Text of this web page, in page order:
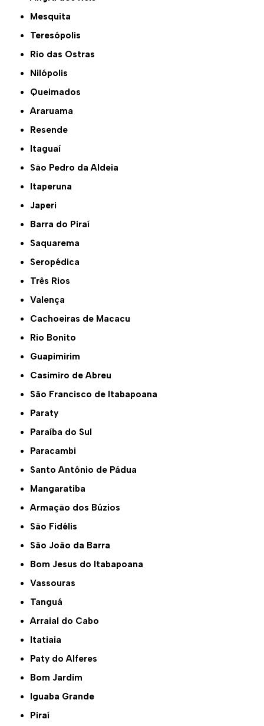
Mesquita
Teresópolis
Rio das Ostras
Nilópolis
Queimados
Araruama
Resende
Itaguaí
São Pedro da Aldeia
Itaperuna
Japeri
Barra do Piraí
Saquarema
Seropédica
Três Rios
Valença
Cachoeiras de Macacu
Rio Bonito
Guapimirim
Casimiro de Abreu
São Francisco de Itabapoana
Paraty
Paraíba do Sul
Paracambi
Santo Antônio de Pádua
Mangaratiba
Armação dos Búzios
São Fidélis
São João da Barra
Bom Jesus do Itabapoana
Vassouras
Tanguá
Arraial do Cabo
Itatiaia
Paty do Alferes
Bom Jardim
Iguaba Grande
Piraí